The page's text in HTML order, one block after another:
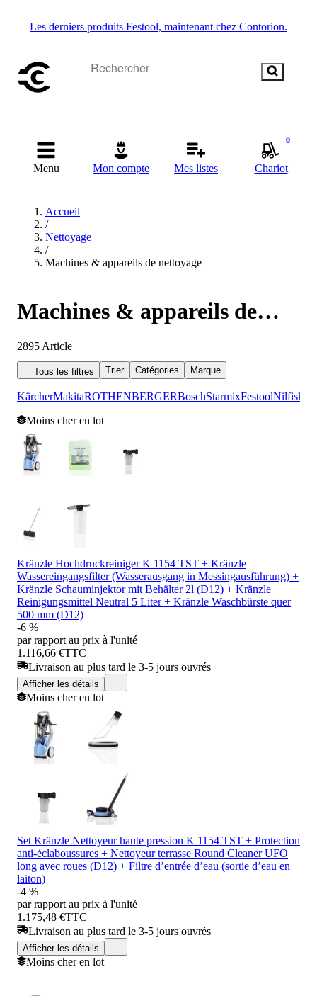
Les derniers produits Festool, maintenant chez Contorion.
Menu Mon compte Mes listes
0
Chariot
Accueil
/
Nettoyage
/
Machines & appareils de nettoyage
Machines & appareils de
nettoyage
2895 Article
Tous les filtres Trier Catégories Marque
KärcherMakitaROTHENBERGERBoschStarmixFestoolNilfisk
Moins cher en lot
Kränzle Hochdruckreiniger K 1154 TST + Kränzle
Wassereingangsfilter (Wasserausgang in Messingausführung) +
Kränzle Schauminjektor mit Behälter 2l (D12) + Kränzle
Reinigungsmittel Neutral 5 Liter + Kränzle Waschbürste quer
500 mm (D12)
-6 %
par rapport au prix à l'unité
1.116,66 €TTC
Livraison au plus tard le 3-5 jours ouvrés
Afficher les détails
Moins cher en lot
Set Kränzle Nettoyeur haute pression K 1154 TST + Protection
anti-éclaboussures + Nettoyeur terrasse Round Cleaner UFO
long avec roues (D12) + Filtre d’entrée d’eau (sortie d’eau en
laiton)
-4 %
par rapport au prix à l'unité
1.175,48 €TTC
Livraison au plus tard le 3-5 jours ouvrés
Afficher les détails
Moins cher en lot